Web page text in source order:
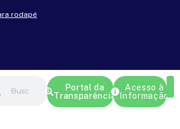
rodapé
Portal da
Transparência
Acesso à
Informação